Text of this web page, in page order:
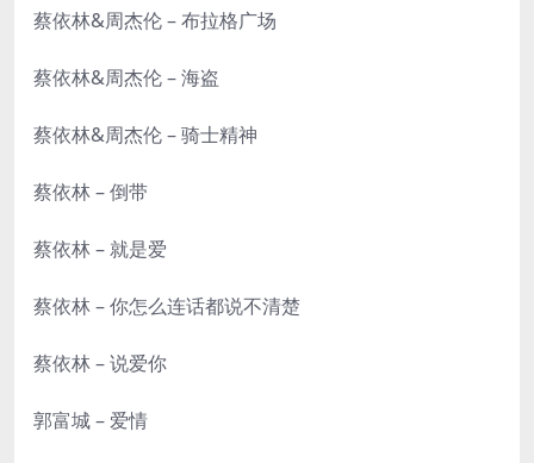
蔡依林&周杰伦 – 布拉格广场
蔡依林&周杰伦 – 海盗
蔡依林&周杰伦 – 骑士精神
蔡依林 – 倒带
蔡依林 – 就是爱
蔡依林 – 你怎么连话都说不清楚
蔡依林 – 说爱你
郭富城 – 爱情